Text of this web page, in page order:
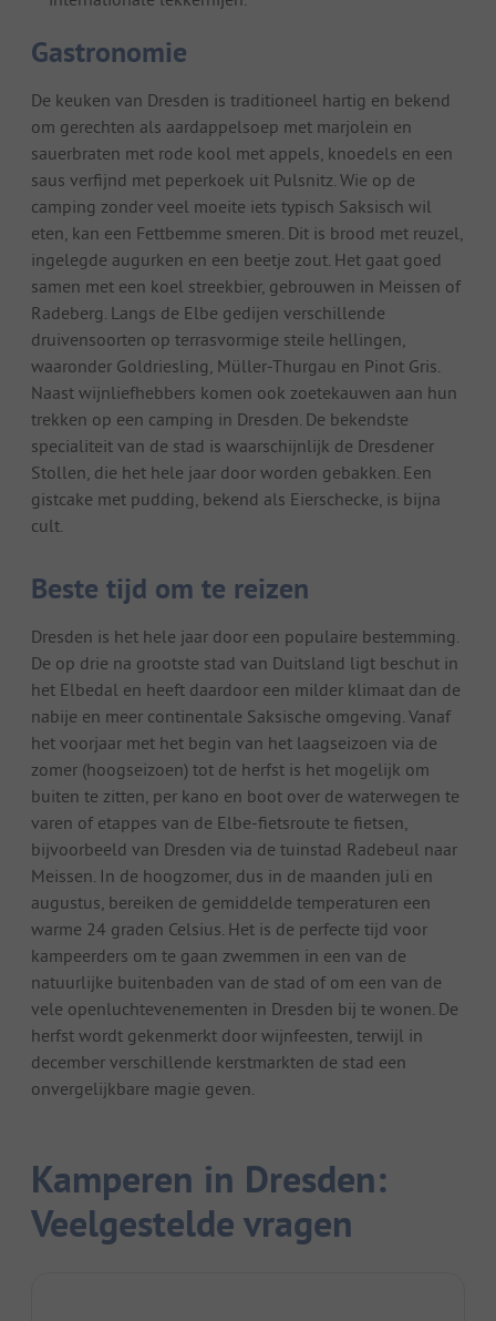
Gastronomie
De keuken van Dresden is traditioneel hartig en bekend
om gerechten als aardappelsoep met marjolein en
sauerbraten met rode kool met appels, knoedels en een
saus verfijnd met peperkoek uit Pulsnitz. Wie op de
camping zonder veel moeite iets typisch Saksisch wil
eten, kan een Fettbemme smeren. Dit is brood met reuzel,
ingelegde augurken en een beetje zout. Het gaat goed
samen met een koel streekbier, gebrouwen in Meissen of
Radeberg. Langs de Elbe gedijen verschillende
druivensoorten op terrasvormige steile hellingen,
waaronder Goldriesling, Müller-Thurgau en Pinot Gris.
Naast wijnliefhebbers komen ook zoetekauwen aan hun
trekken op een camping in Dresden. De bekendste
specialiteit van de stad is waarschijnlijk de Dresdener
Stollen, die het hele jaar door worden gebakken. Een
gistcake met pudding, bekend als Eierschecke, is bijna
cult.
Beste tijd om te reizen
Dresden is het hele jaar door een populaire bestemming.
De op drie na grootste stad van Duitsland ligt beschut in
het Elbedal en heeft daardoor een milder klimaat dan de
nabije en meer continentale Saksische omgeving. Vanaf
het voorjaar met het begin van het laagseizoen via de
zomer (hoogseizoen) tot de herfst is het mogelijk om
buiten te zitten, per kano en boot over de waterwegen te
varen of etappes van de Elbe-fietsroute te fietsen,
bijvoorbeeld van Dresden via de tuinstad Radebeul naar
Meissen. In de hoogzomer, dus in de maanden juli en
augustus, bereiken de gemiddelde temperaturen een
warme 24 graden Celsius. Het is de perfecte tijd voor
kampeerders om te gaan zwemmen in een van de
natuurlijke buitenbaden van de stad of om een van de
vele openluchtevenementen in Dresden bij te wonen. De
herfst wordt gekenmerkt door wijnfeesten, terwijl in
december verschillende kerstmarkten de stad een
onvergelijkbare magie geven.
Kamperen in Dresden:
Veelgestelde vragen